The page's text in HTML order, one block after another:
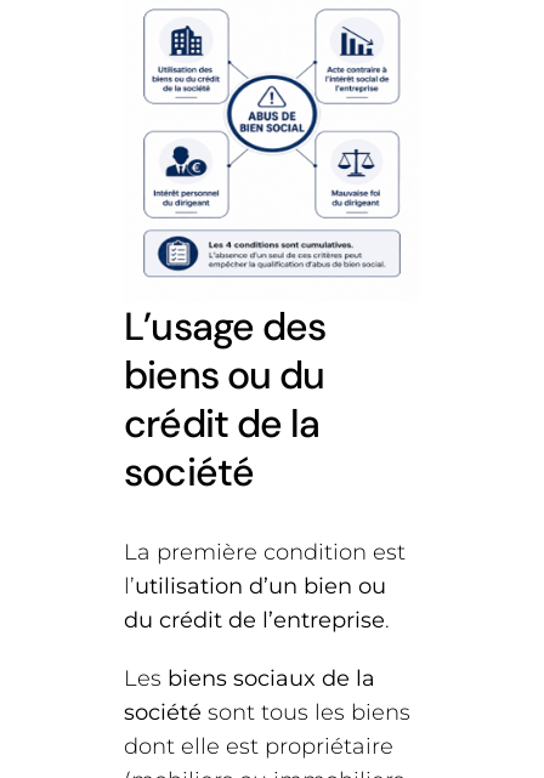
L’usage des
biens ou du
crédit de la
société
La première condition est
l’utilisation d’un bien ou
du crédit de l’entreprise.
Les biens sociaux de la
société sont tous les biens
dont elle est propriétaire